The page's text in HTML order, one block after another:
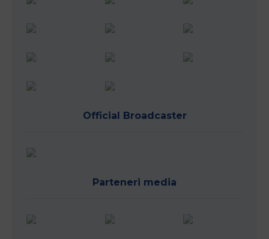
Official Broadcaster
Parteneri media